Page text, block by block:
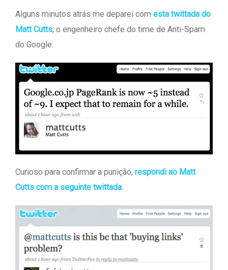
Alguns minutos atrás me deparei com esta twittada do
Matt Cutts, o engenheiro chefe do time de Anti-Spam
do Google:
Curioso para confirmar a punição, respondi ao Matt
Cutts com a seguinte twittada: